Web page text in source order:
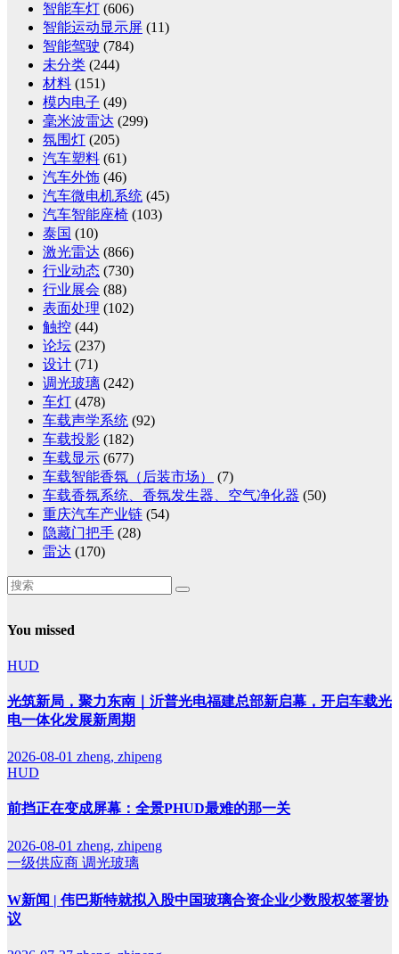
智能车灯 (606)
智能运动显示屏 (11)
智能驾驶 (784)
未分类 (244)
材料 (151)
模内电子 (49)
毫米波雷达 (299)
氛围灯 (205)
汽车塑料 (61)
汽车外饰 (46)
汽车微电机系统 (45)
汽车智能座椅 (103)
泰国 (10)
激光雷达 (866)
行业动态 (730)
行业展会 (88)
表面处理 (102)
触控 (44)
论坛 (237)
设计 (71)
调光玻璃 (242)
车灯 (478)
车载声学系统 (92)
车载投影 (182)
车载显示 (677)
车载智能香氛（后装市场）
(7)
车载香氛系统、香氛发生器、空气净化器 (50)
重庆汽车产业链 (54)
隐藏门把手 (28)
雷达 (170)
You missed
HUD
光筑新局，聚力东南｜沂普光电福建总部新启幕，开启车载光
电一体化发展新周期
2026-08-01 zheng, zhipeng
HUD
前挡正在变成屏幕：全景PHUD最难的那一关
2026-08-01 zheng, zhipeng
一级供应商 调光玻璃
W新闻 | 伟巴斯特就拟入股中国玻璃合资企业少数股权签署协
议